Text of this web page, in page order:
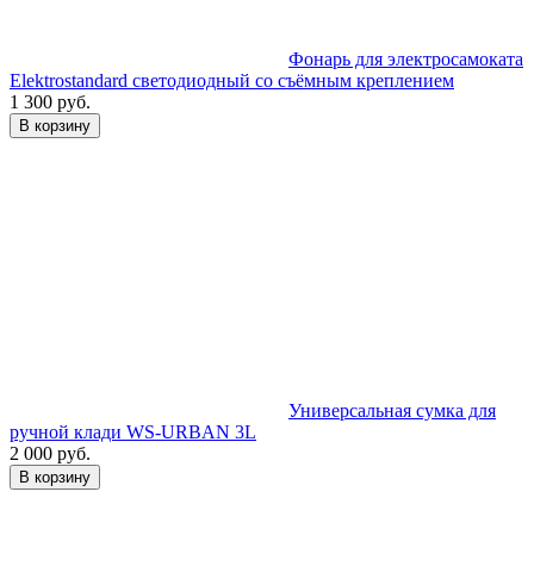
Фонарь для электросамоката
Elektrostandard светодиодный со съёмным креплением
1 300 руб.
В корзину
Универсальная сумка для
ручной клади WS-URBAN 3L
2 000 руб.
В корзину